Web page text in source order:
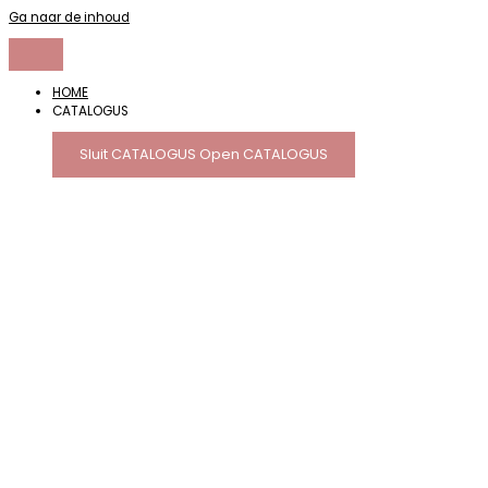
Ga naar de inhoud
HOME
CATALOGUS
Sluit CATALOGUS Open CATALOGUS